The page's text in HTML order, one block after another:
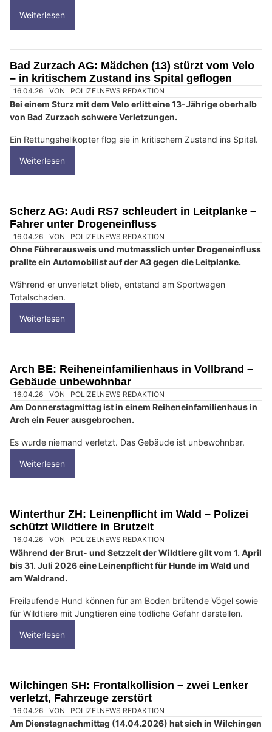
Weiterlesen
Bad Zurzach AG: Mädchen (13) stürzt vom Velo
– in kritischem Zustand ins Spital geflogen
16.04.26 VON POLIZEI.NEWS REDAKTION
Bei einem Sturz mit dem Velo erlitt eine 13-Jährige oberhalb
von Bad Zurzach schwere Verletzungen.
Ein Rettungshelikopter flog sie in kritischem Zustand ins Spital.
Weiterlesen
Scherz AG: Audi RS7 schleudert in Leitplanke –
Fahrer unter Drogeneinfluss
16.04.26 VON POLIZEI.NEWS REDAKTION
Ohne Führerausweis und mutmasslich unter Drogeneinfluss
prallte ein Automobilist auf der A3 gegen die Leitplanke.
Während er unverletzt blieb, entstand am Sportwagen
Totalschaden.
Weiterlesen
Arch BE: Reiheneinfamilienhaus in Vollbrand –
Gebäude unbewohnbar
16.04.26 VON POLIZEI.NEWS REDAKTION
Am Donnerstagmittag ist in einem Reiheneinfamilienhaus in
Arch ein Feuer ausgebrochen.
Es wurde niemand verletzt. Das Gebäude ist unbewohnbar.
Weiterlesen
Winterthur ZH: Leinenpflicht im Wald – Polizei
schützt Wildtiere in Brutzeit
16.04.26 VON POLIZEI.NEWS REDAKTION
Während der Brut- und Setzzeit der Wildtiere gilt vom 1. April
bis 31. Juli 2026 eine Leinenpflicht für Hunde im Wald und
am Waldrand.
Freilaufende Hund können für am Boden brütende Vögel sowie
für Wildtiere mit Jungtieren eine tödliche Gefahr darstellen.
Weiterlesen
Wilchingen SH: Frontalkollision – zwei Lenker
verletzt, Fahrzeuge zerstört
16.04.26 VON POLIZEI.NEWS REDAKTION
Am Dienstagnachmittag (14.04.2026) hat sich in Wilchingen